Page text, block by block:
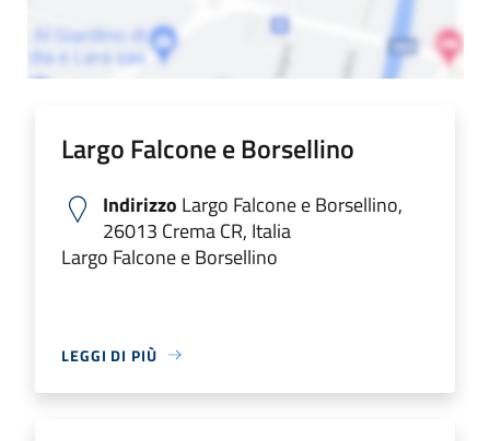
Largo Falcone e Borsellino
Indirizzo Largo Falcone e Borsellino,
26013 Crema CR, Italia
Largo Falcone e Borsellino
LEGGI DI PIÙ